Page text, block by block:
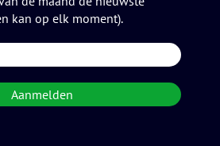
kan op elk moment).